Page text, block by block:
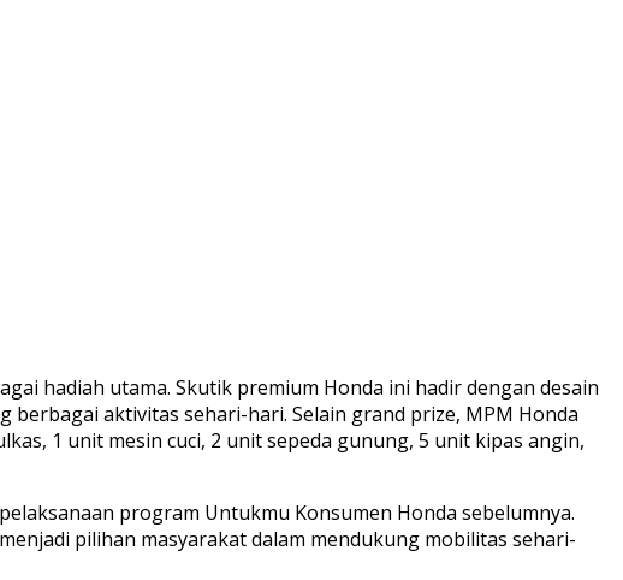
hadiah utama. Skutik premium Honda ini hadir dengan desain
aktivitas sehari-hari. Selain grand prize, MPM Honda
1 unit mesin cuci, 2 unit sepeda gunung, 5 unit kipas angin,
program Untukmu Konsumen Honda sebelumnya.
pilihan masyarakat dalam mendukung mobilitas sehari-